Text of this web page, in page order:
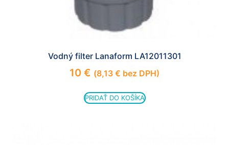
Vodný filter Lanaform LA12011301
10 € (8,13 € bez DPH)
PRIDAŤ DO KOŠÍKA